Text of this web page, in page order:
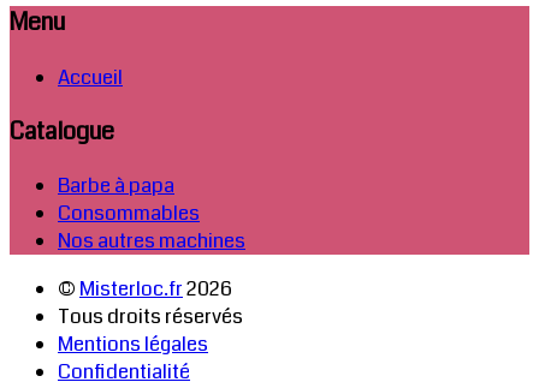
Menu
Accueil
Catalogue
Barbe à papa
Consommables
Nos autres machines
© Misterloc.fr2026
Tous droits réservés
Mentions légales
Confidentialité